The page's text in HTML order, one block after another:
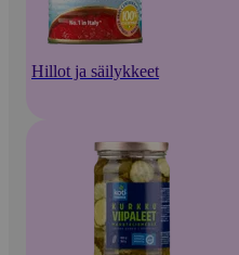
Hillot ja säilykkeet